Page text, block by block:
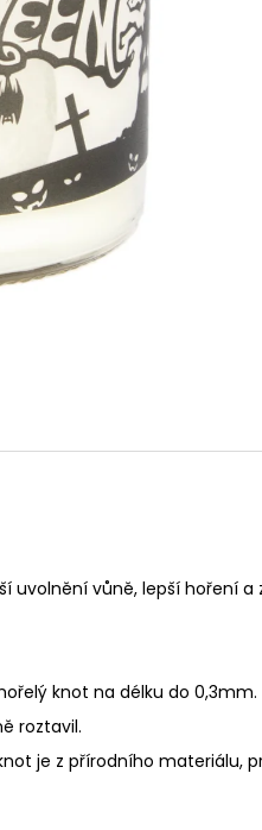
vůně, lepší hoření a
knot na délku do 0,3mm.
roztavil.
je z přírodního materiálu,
PŘÍRODNÍ VONNÁ SVÍČKA
AROMKA - SET 10 KS
SVÍČEK V PLECHU - HEBKÁ
LINE
180 Kč